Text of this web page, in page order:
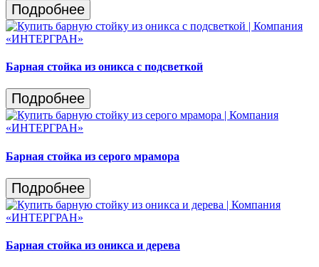
Подробнее
Барная стойка из оникса с подсветкой
Подробнее
Барная стойка из серого мрамора
Подробнее
Барная стойка из оникса и дерева